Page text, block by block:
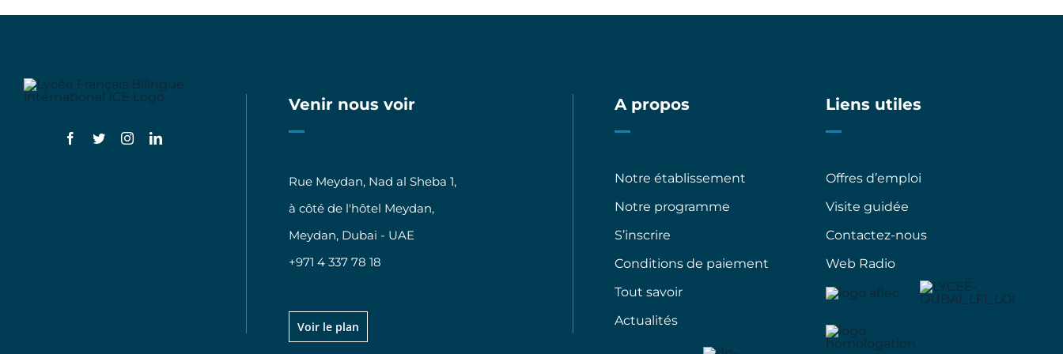
Venir nous voir
Rue Meydan, Nad al Sheba 1,
à côté de l'hôtel Meydan,
Meydan, Dubai - UAE
+971 4 337 78 18
Voir le plan
A propos
Notre établissement
Notre programme
S’inscrire
Conditions de paiement
Tout savoir
Actualités
Liens utiles
Offres d’emploi
Visite guidée
Contactez-nous
Web Radio